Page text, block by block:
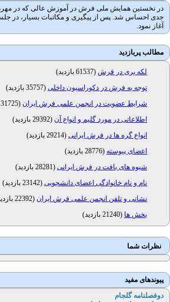
آغاز نمود.
مطالب پربازدید
لکه بری در فرش (61537 بازدید
)
توجه به فرش در دکوراسیون داخلی (35757 بازدید
)
شرایط عضویت در انجمن علمی فرش ایران (31725 بازدید
اطلاعاتی در مورد گلیم و انواع آن (29392 بازدید
)
انواع گره ها در فرش ایرانی (29214 بازدید
)
اعضای پیوسته (28776 بازدید
)
شیوه های بافت در فرش ایرانی (28281 بازدید
)
نام و نام خانوادگی اعضای دانشجویی (23142 بازدید
)
نشانی و تلفن انجمن علمی فرش ایران (22392 بازدید
بخش ها (21240 بازدید )
نظرات شما
پیوندهای مفید
دوفصلنامه گلجام